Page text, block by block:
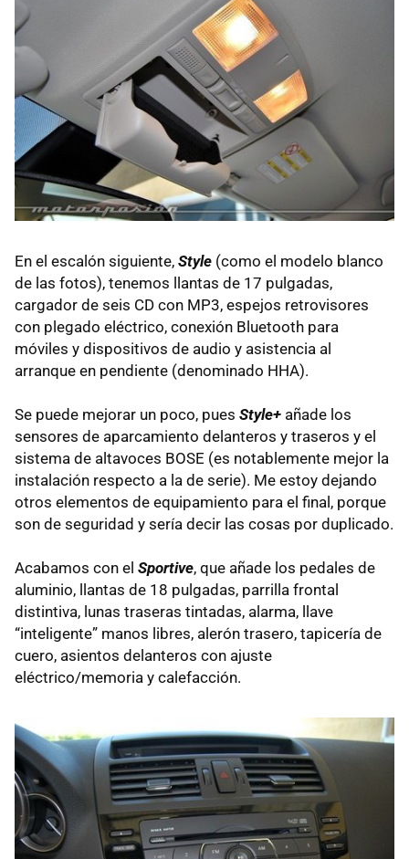
En el escalón siguiente, Style (como el modelo blanco
de las fotos), tenemos llantas de 17 pulgadas,
cargador de seis CD con MP3, espejos retrovisores
con plegado eléctrico, conexión Bluetooth para
móviles y dispositivos de audio y asistencia al
arranque en pendiente (denominado HHA).
Se puede mejorar un poco, pues Style+ añade los
sensores de aparcamiento delanteros y traseros y el
sistema de altavoces BOSE (es notablemente mejor la
instalación respecto a la de serie). Me estoy dejando
otros elementos de equipamiento para el final, porque
son de seguridad y sería decir las cosas por duplicado.
Acabamos con el Sportive, que añade los pedales de
aluminio, llantas de 18 pulgadas, parrilla frontal
distintiva, lunas traseras tintadas, alarma, llave
“inteligente” manos libres, alerón trasero, tapicería de
cuero, asientos delanteros con ajuste
eléctrico/memoria y calefacción.